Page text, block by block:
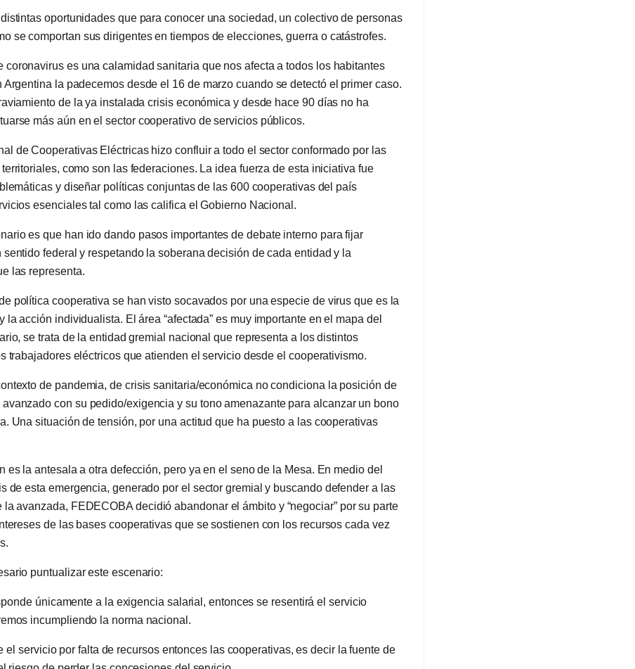
oportunidades que para conocer una sociedad, un colectivo de personas
se comportan sus dirigentes en tiempos de elecciones, guerra o catástrofes.
coronavirus es una calamidad sanitaria que nos afecta a todos los habitantes
Argentina la padecemos desde el 16 de marzo cuando se detectó el primer caso.
de la ya instalada crisis económica y desde hace 90 días no ha
más aún en el sector cooperativo de servicios públicos.
de Cooperativas Eléctricas hizo confluir a todo el sector conformado por las
como son las federaciones. La idea fuerza de esta iniciativa fue
y diseñar políticas conjuntas de las 600 cooperativas del país
esenciales tal como las califica el Gobierno Nacional.
es que han ido dando pasos importantes de debate interno para fijar
sentido federal y respetando la soberana decisión de cada entidad y la
las representa.
política cooperativa se han visto socavados por una especie de virus que es la
la acción individualista. El área “afectada” es muy importante en el mapa del
se trata de la entidad gremial nacional que representa a los distintos
trabajadores eléctricos que atienden el servicio desde el cooperativismo.
de pandemia, de crisis sanitaria/económica no condiciona la posición de
avanzado con su pedido/exigencia y su tono amenazante para alcanzar un bono
Una situación de tensión, por una actitud que ha puesto a las cooperativas
es la antesala a otra defección, pero ya en el seno de la Mesa. En medio del
de esta emergencia, generado por el sector gremial y buscando defender a las
la avanzada, FEDECOBA decidió abandonar el ámbito y “negociar” por su parte
de las bases cooperativas que se sostienen con los recursos cada vez
puntualizar este escenario:
únicamente a la exigencia salarial, entonces se resentirá el servicio
incumpliendo la norma nacional.
por falta de recursos entonces las cooperativas, es decir la fuente de